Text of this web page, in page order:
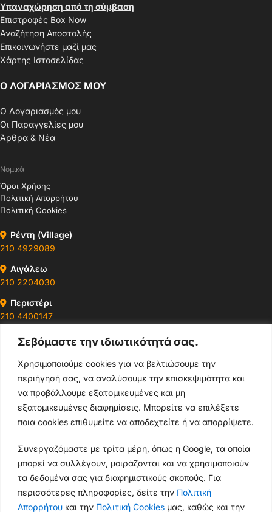
Σεβόμαστε την ιδιωτικότητά σας.
Χρησιμοποιούμε cookies για να βελτιώσουμε την
περιήγησή σας, να αναλύσουμε την επισκεψιμότητα και
να προβάλλουμε εξατομικευμένες και μη
εξατομικευμένες διαφημίσεις. Μπορείτε να επιλέξετε
ποια cookies επιθυμείτε να αποδεχτείτε ή να απορρίψετε.
Συνεργαζόμαστε με τρίτα μέρη, όπως η Google, τα οποία
μπορεί να συλλέγουν, μοιράζονται και να χρησιμοποιούν
τα δεδομένα σας για διαφημιστικούς σκοπούς. Για
περισσότερες πληροφορίες, δείτε την Πολιτική
Απορρήτου και την Πολιτική Cookies μας, καθώς και την
Υπαναχώρηση από τη σύμβαση
Επιστροφές Box Now
Αναζήτηση Αποστολής
Επικοινωνήστε μαζί μας
Χάρτης Ιστοσελίδας
Ο ΛΟΓΑΡΙΑΣΜΟΣ ΜΟΥ
Ο Λογαριασμός μου
Οι Παραγγελίες μου
Άρθρα & Νέα
Νομικά
Όροι Χρήσης
Πολιτική Απορρήτου
Πολιτική Cookies
Ρέντη (Village)
210 4929089
Αιγάλεω
210 2204030
Περιστέρι
210 4400147
Ωράρια & Διευθύνσεις →
210 4929089
Κεντρικό τηλέφωνο
info@thikishop.gr
Δευ - Σάβ: 10:00 - 21:00
ΔΩΡΕΑΝ ΑΠΟΣΤΟΛΗ
για παραγγελίες άνω των 35€